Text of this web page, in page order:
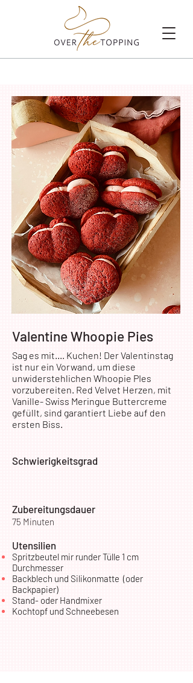
Valentine Whoopie Pies
Sag es mit.... Kuchen! Der Valentinstag
ist nur ein Vorwand, um diese
unwiderstehlichen Whoopie PIes
vorzubereiten. Red Velvet Herzen, mit
Vanille- Swiss Meringue Buttercreme
gefüllt, sind garantiert Liebe auf den
ersten Biss.
Schwierigkeitsgrad
Zubereitungsdauer
75 Minuten
Utensilien
Spritzbeutel mir runder Tülle 1 cm
Durchmesser
Backblech und Silikonmatte (oder
Backpapier)
Stand- oder Handmixer
Kochtopf und Schneebesen